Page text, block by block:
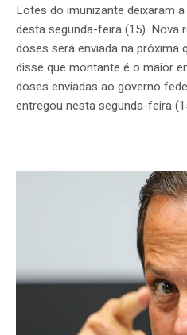
Lotes do imunizante deixaram
desta segunda-feira (15). Nova
doses será enviada na próxima
disse que montante é o maior
doses enviadas ao governo
entregou nesta segunda-feira